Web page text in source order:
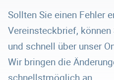
Sollten Sie einen Fehler
Vereinsteckbrief,
und schnell über unser
Wir bringen die